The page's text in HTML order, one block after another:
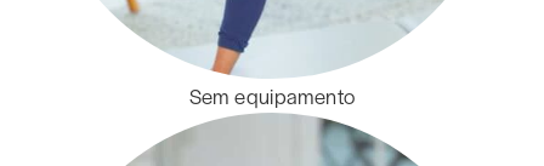
Sem equipamento